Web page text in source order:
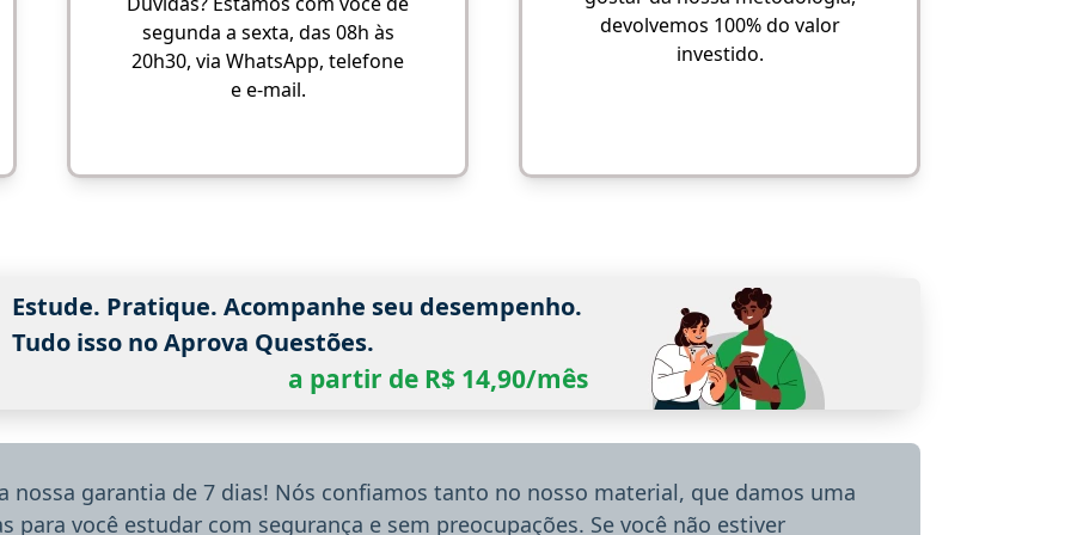
segunda a sexta, das 08h às
20h30, via WhatsApp, telefone
e e-mail.
devolvemos 100% do valor
investido.
Estude. Pratique. Acompanhe seu desempenho.
Tudo isso no Aprova Questões.
a partir de R$ 14,90/mês
nossa garantia de 7 dias! Nós confiamos tanto no nosso material, que damos uma
para você estudar com segurança e sem preocupações. Se você não estiver